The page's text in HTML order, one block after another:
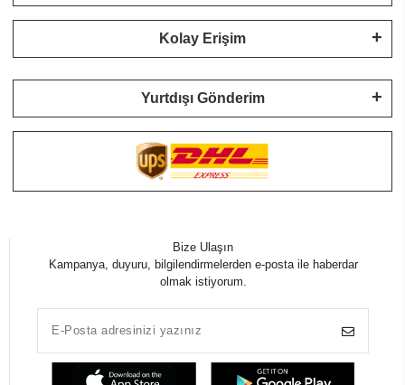
Kolay Erişim
Yurtdışı Gönderim
Bize Ulaşın
Kampanya, duyuru, bilgilendirmelerden e-posta ile haberdar
olmak istiyorum.